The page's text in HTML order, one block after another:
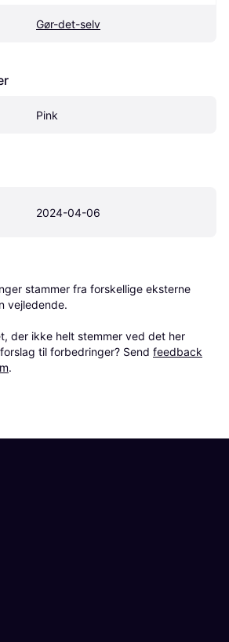
Gør-det-selv
Pink
2024-04-06
stammer fra forskellige eksterne
vejledende.
der ikke helt stemmer ved det her
til forbedringer? Send feedback
.